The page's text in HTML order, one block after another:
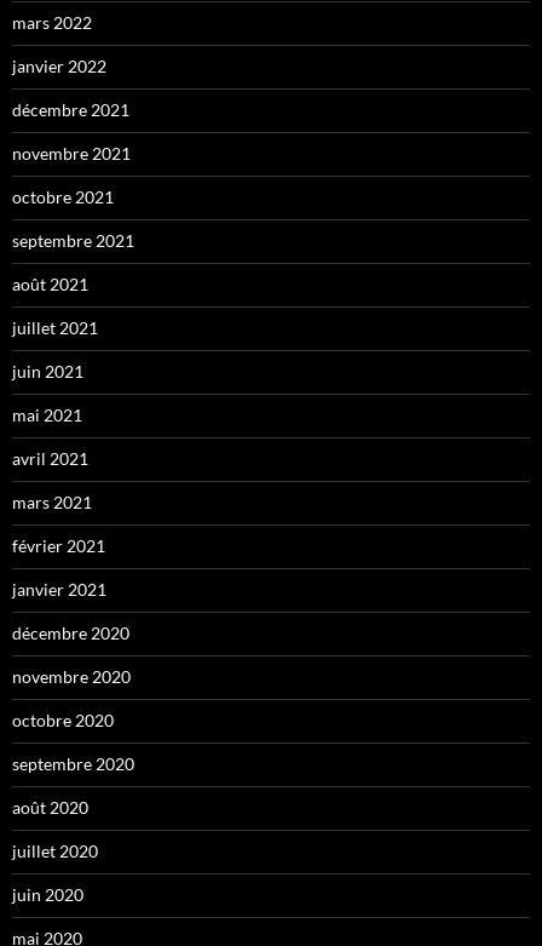
mars 2022
janvier 2022
décembre 2021
novembre 2021
octobre 2021
septembre 2021
août 2021
juillet 2021
juin 2021
mai 2021
avril 2021
mars 2021
février 2021
janvier 2021
décembre 2020
novembre 2020
octobre 2020
septembre 2020
août 2020
juillet 2020
juin 2020
mai 2020